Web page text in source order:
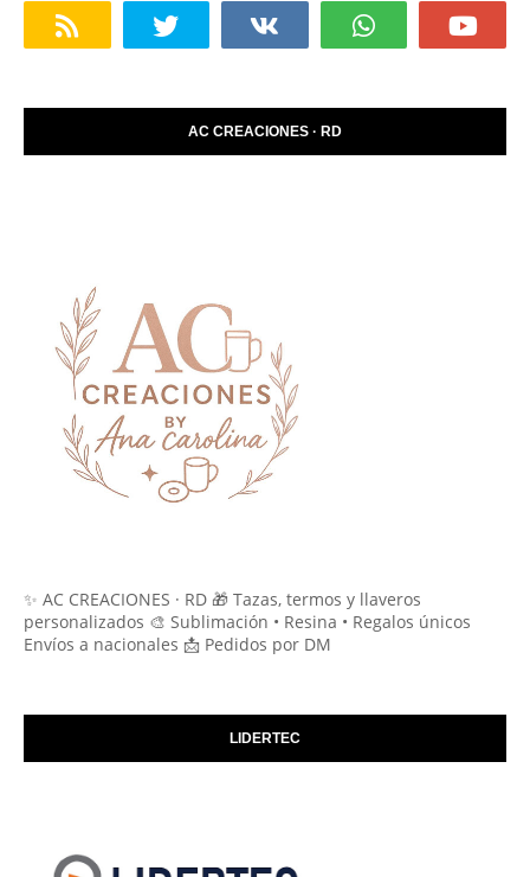
AC CREACIONES · RD
✨ AC CREACIONES · RD 🎁 Tazas, termos y llaveros
personalizados 🎨 Sublimación • Resina • Regalos únicos
Envíos a nacionales 📩 Pedidos por DM
LIDERTEC